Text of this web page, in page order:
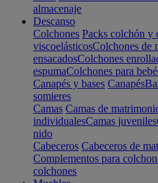
almacenaje
Descanso
Colchones Packs colchón y
viscoelásticosColchones de
ensacadosColchones
espumaColchones para bebé
Canapés y bases Canapés
somieres
Camas Camas de
individualesCamas juveniles
nido
Cabeceros Cabeceros de
Complementos para
colchones